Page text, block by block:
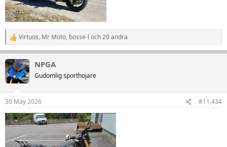
R
e
a
k
t
i
e
r
:
Virtuos, Mr Moto, bosse-l och 20 andra
NPGA
Gudomlig sporthojare
30 May 2026 #11,434